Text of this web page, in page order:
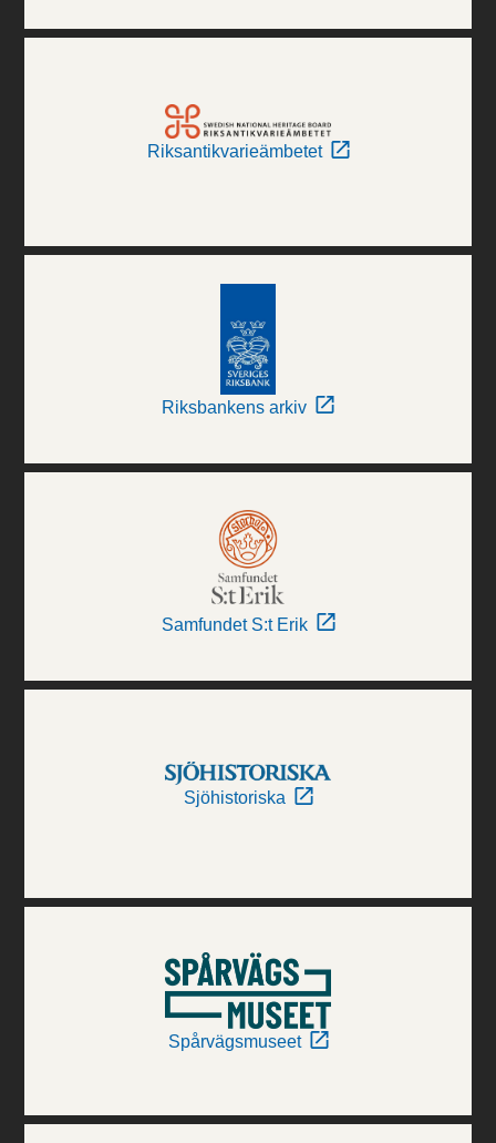
Riksantikvarieämbetet
Riksbankens arkiv
Samfundet S:t Erik
Sjöhistoriska
Spårvägsmuseet